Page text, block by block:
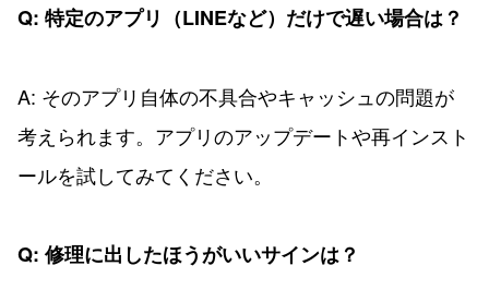
Q: 特定のアプリ（LINEなど）だけで遅い場合は？
A: そのアプリ自体の不具合やキャッシュの問題が
考えられます。アプリのアップデートや再インスト
ールを試してみてください。
Q: 修理に出したほうがいいサインは？